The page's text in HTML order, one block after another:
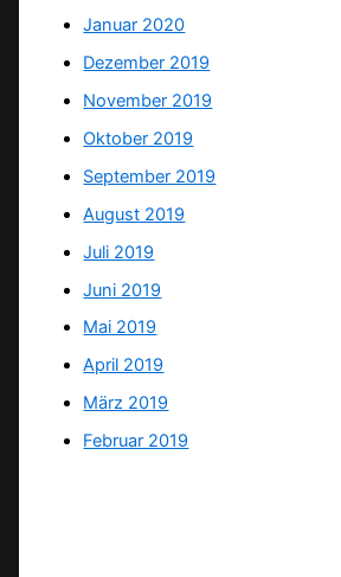
Januar 2020
Dezember 2019
November 2019
Oktober 2019
September 2019
August 2019
Juli 2019
Juni 2019
Mai 2019
April 2019
März 2019
Februar 2019